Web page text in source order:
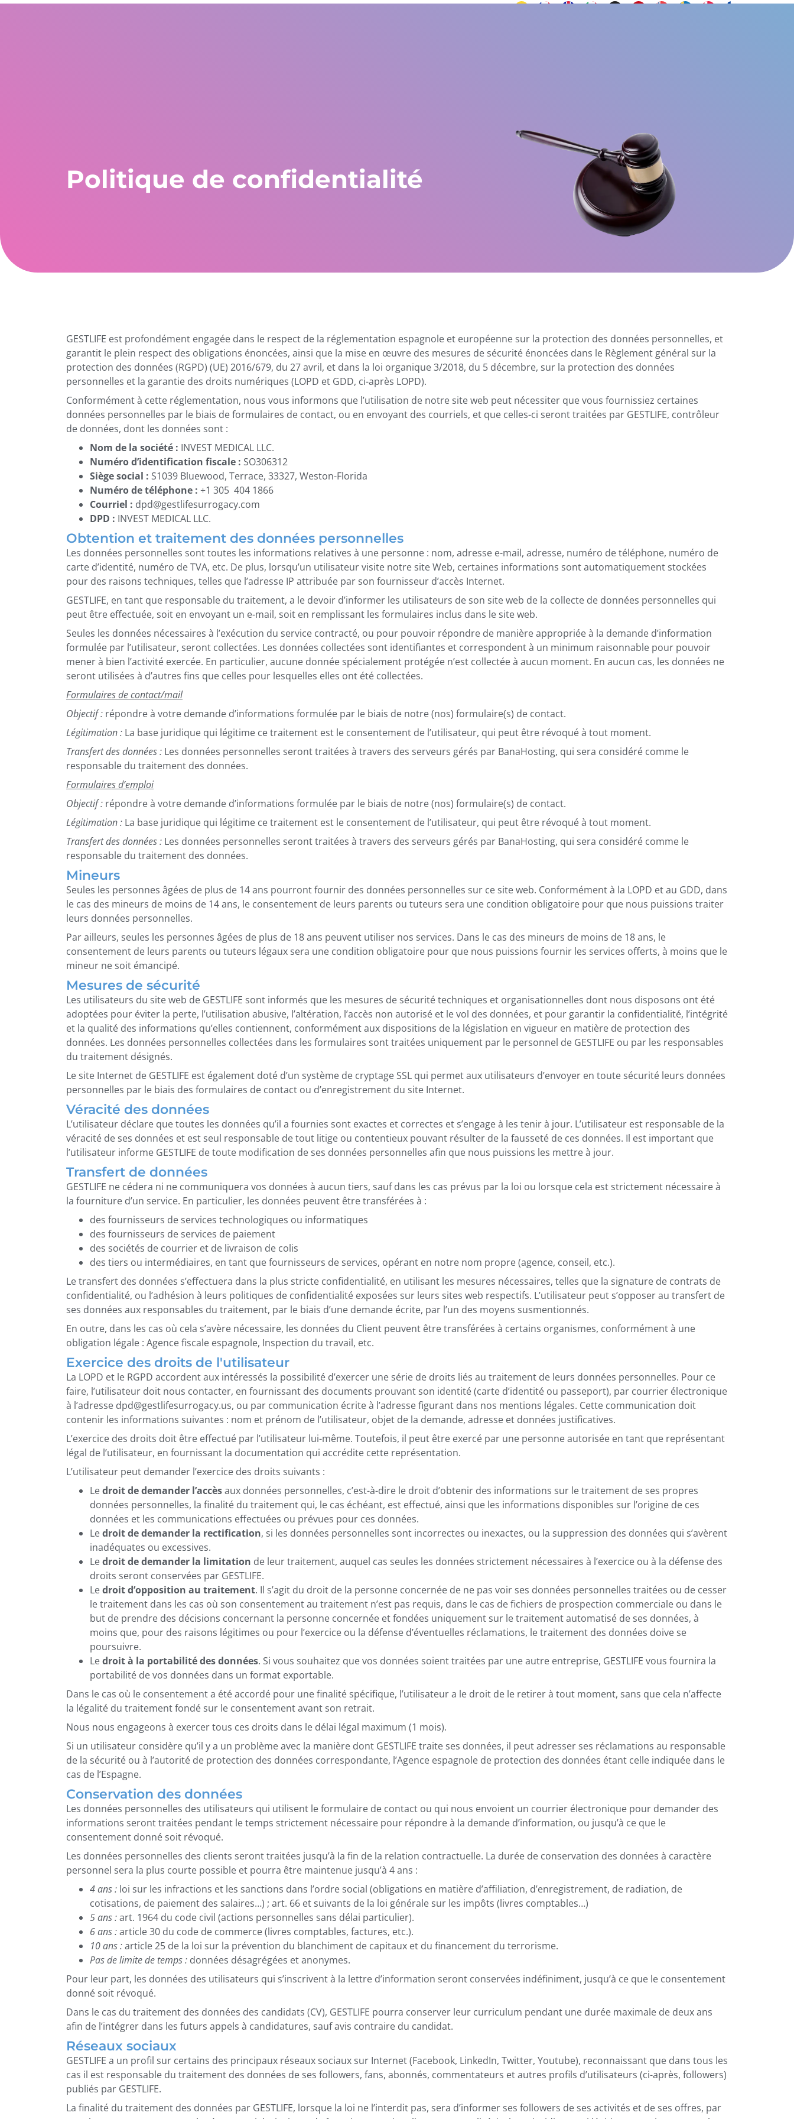
Politique de confidentialité
GESTLIFE est profondément engagée dans le respect de la réglementation espagnole et européenne sur la protection des données personnelles, et
garantit le plein respect des obligations énoncées, ainsi que la mise en œuvre des mesures de sécurité énoncées dans le Règlement général sur la
protection des données (RGPD) (UE) 2016/679, du 27 avril, et dans la loi organique 3/2018, du 5 décembre, sur la protection des données
personnelles et la garantie des droits numériques (LOPD et GDD, ci-après LOPD).
Conformément à cette réglementation, nous vous informons que l’utilisation de notre site web peut nécessiter que vous fournissiez certaines
données personnelles par le biais de formulaires de contact, ou en envoyant des courriels, et que celles-ci seront traitées par GESTLIFE, contrôleur
de données, dont les données sont :
Nom de la société : INVEST MEDICAL LLC.
Numéro d’identification fiscale : SO306312
Siège social : S1039 Bluewood, Terrace, 33327, Weston-Florida
Numéro de téléphone : +1 305 404 1866
Courriel : dpd@gestlifesurrogacy.com
DPD : INVEST MEDICAL LLC.
Obtention et traitement des données personnelles
Les données personnelles sont toutes les informations relatives à une personne : nom, adresse e-mail, adresse, numéro de téléphone, numéro de
carte d’identité, numéro de TVA, etc. De plus, lorsqu’un utilisateur visite notre site Web, certaines informations sont automatiquement stockées
pour des raisons techniques, telles que l’adresse IP attribuée par son fournisseur d’accès Internet.
GESTLIFE, en tant que responsable du traitement, a le devoir d’informer les utilisateurs de son site web de la collecte de données personnelles qui
peut être effectuée, soit en envoyant un e-mail, soit en remplissant les formulaires inclus dans le site web.
Seules les données nécessaires à l’exécution du service contracté, ou pour pouvoir répondre de manière appropriée à la demande d’information
formulée par l’utilisateur, seront collectées. Les données collectées sont identifiantes et correspondent à un minimum raisonnable pour pouvoir
mener à bien l’activité exercée. En particulier, aucune donnée spécialement protégée n’est collectée à aucun moment. En aucun cas, les données ne
seront utilisées à d’autres fins que celles pour lesquelles elles ont été collectées.
Formulaires de contact/mail
Objectif : répondre à votre demande d’informations formulée par le biais de notre (nos) formulaire(s) de contact.
Légitimation : La base juridique qui légitime ce traitement est le consentement de l’utilisateur, qui peut être révoqué à tout moment.
Transfert des données : Les données personnelles seront traitées à travers des serveurs gérés par BanaHosting, qui sera considéré comme le
responsable du traitement des données.
Formulaires d’emploi
Objectif : répondre à votre demande d’informations formulée par le biais de notre (nos) formulaire(s) de contact.
Légitimation : La base juridique qui légitime ce traitement est le consentement de l’utilisateur, qui peut être révoqué à tout moment.
Transfert des données : Les données personnelles seront traitées à travers des serveurs gérés par BanaHosting, qui sera considéré comme le
responsable du traitement des données.
Mineurs
Seules les personnes âgées de plus de 14 ans pourront fournir des données personnelles sur ce site web. Conformément à la LOPD et au GDD, dans
le cas des mineurs de moins de 14 ans, le consentement de leurs parents ou tuteurs sera une condition obligatoire pour que nous puissions traiter
leurs données personnelles.
Par ailleurs, seules les personnes âgées de plus de 18 ans peuvent utiliser nos services. Dans le cas des mineurs de moins de 18 ans, le
consentement de leurs parents ou tuteurs légaux sera une condition obligatoire pour que nous puissions fournir les services offerts, à moins que le
mineur ne soit émancipé.
Mesures de sécurité
Les utilisateurs du site web de GESTLIFE sont informés que les mesures de sécurité techniques et organisationnelles dont nous disposons ont été
adoptées pour éviter la perte, l’utilisation abusive, l’altération, l’accès non autorisé et le vol des données, et pour garantir la confidentialité, l’intégrité
et la qualité des informations qu’elles contiennent, conformément aux dispositions de la législation en vigueur en matière de protection des
données. Les données personnelles collectées dans les formulaires sont traitées uniquement par le personnel de GESTLIFE ou par les responsables
du traitement désignés.
Le site Internet de GESTLIFE est également doté d’un système de cryptage SSL qui permet aux utilisateurs d’envoyer en toute sécurité leurs données
personnelles par le biais des formulaires de contact ou d’enregistrement du site Internet.
Véracité des données
L’utilisateur déclare que toutes les données qu’il a fournies sont exactes et correctes et s’engage à les tenir à jour. L’utilisateur est responsable de la
véracité de ses données et est seul responsable de tout litige ou contentieux pouvant résulter de la fausseté de ces données. Il est important que
l’utilisateur informe GESTLIFE de toute modification de ses données personnelles afin que nous puissions les mettre à jour.
Transfert de données
GESTLIFE ne cédera ni ne communiquera vos données à aucun tiers, sauf dans les cas prévus par la loi ou lorsque cela est strictement nécessaire à
la fourniture d’un service. En particulier, les données peuvent être transférées à :
des fournisseurs de services technologiques ou informatiques
des fournisseurs de services de paiement
des sociétés de courrier et de livraison de colis
des tiers ou intermédiaires, en tant que fournisseurs de services, opérant en notre nom propre (agence, conseil, etc.).
Le transfert des données s’effectuera dans la plus stricte confidentialité, en utilisant les mesures nécessaires, telles que la signature de contrats de
confidentialité, ou l’adhésion à leurs politiques de confidentialité exposées sur leurs sites web respectifs. L’utilisateur peut s’opposer au transfert de
ses données aux responsables du traitement, par le biais d’une demande écrite, par l’un des moyens susmentionnés.
En outre, dans les cas où cela s’avère nécessaire, les données du Client peuvent être transférées à certains organismes, conformément à une
obligation légale : Agence fiscale espagnole, Inspection du travail, etc.
Exercice des droits de l'utilisateur
La LOPD et le RGPD accordent aux intéressés la possibilité d’exercer une série de droits liés au traitement de leurs données personnelles. Pour ce
faire, l’utilisateur doit nous contacter, en fournissant des documents prouvant son identité (carte d’identité ou passeport), par courrier électronique
à l’adresse dpd@gestlifesurrogacy.us, ou par communication écrite à l’adresse figurant dans nos mentions légales. Cette communication doit
contenir les informations suivantes : nom et prénom de l’utilisateur, objet de la demande, adresse et données justificatives.
L’exercice des droits doit être effectué par l’utilisateur lui-même. Toutefois, il peut être exercé par une personne autorisée en tant que représentant
légal de l’utilisateur, en fournissant la documentation qui accrédite cette représentation.
L’utilisateur peut demander l’exercice des droits suivants :
Ledroit de demander l’accèsaux données personnelles, c’est-à-dire le droit d’obtenir des informations sur le traitement de ses propres
données personnelles, la finalité du traitement qui, le cas échéant, est effectué, ainsi que les informations disponibles sur l’origine de ces
données et les communications effectuées ou prévues pour ces données.
Ledroit de demander la rectification, si les données personnelles sont incorrectes ou inexactes, ou la suppression des données qui s’avèrent
inadéquates ou excessives.
Ledroit de demander la limitation de leur traitement, auquel cas seules les données strictement nécessaires à l’exercice ou à la défense des
droits seront conservées par GESTLIFE.
Ledroit d’opposition au traitement. Il s’agit du droit de la personne concernée de ne pas voir ses données personnelles traitées ou de cesser
le traitement dans les cas où son consentement au traitement n’est pas requis, dans le cas de fichiers de prospection commerciale ou dans le
but de prendre des décisions concernant la personne concernée et fondées uniquement sur le traitement automatisé de ses données, à
moins que, pour des raisons légitimes ou pour l’exercice ou la défense d’éventuelles réclamations, le traitement des données doive se
poursuivre.
Ledroit à la portabilité des données. Si vous souhaitez que vos données soient traitées par une autre entreprise, GESTLIFE vous fournira la
portabilité de vos données dans un format exportable.
Dans le cas où le consentement a été accordé pour une finalité spécifique, l’utilisateur a le droit de le retirer à tout moment, sans que cela n’affecte
la légalité du traitement fondé sur le consentement avant son retrait.
Nous nous engageons à exercer tous ces droits dans le délai légal maximum (1 mois).
Si un utilisateur considère qu’il y a un problème avec la manière dont GESTLIFE traite ses données, il peut adresser ses réclamations au responsable
de la sécurité ou à l’autorité de protection des données correspondante, l’Agence espagnole de protection des données étant celle indiquée dans le
cas de l’Espagne.
Conservation des données
Les données personnelles des utilisateurs qui utilisent le formulaire de contact ou qui nous envoient un courrier électronique pour demander des
informations seront traitées pendant le temps strictement nécessaire pour répondre à la demande d’information, ou jusqu’à ce que le
consentement donné soit révoqué.
Les données personnelles des clients seront traitées jusqu’à la fin de la relation contractuelle. La durée de conservation des données à caractère
personnel sera la plus courte possible et pourra être maintenue jusqu’à 4 ans :
4 ans : loi sur les infractions et les sanctions dans l’ordre social (obligations en matière d’affiliation, d’enregistrement, de radiation, de
cotisations, de paiement des salaires…) ; art. 66 et suivants de la loi générale sur les impôts (livres comptables…)
5 ans :art. 1964 du code civil (actions personnelles sans délai particulier).
6 ans :article 30 du code de commerce (livres comptables, factures, etc.).
10 ans :article 25 de la loi sur la prévention du blanchiment de capitaux et du financement du terrorisme.
Pas de limite de temps : données désagrégées et anonymes.
Pour leur part, les données des utilisateurs qui s’inscrivent à la lettre d’information seront conservées indéfiniment, jusqu’à ce que le consentement
donné soit révoqué.
Dans le cas du traitement des données des candidats (CV), GESTLIFE pourra conserver leur curriculum pendant une durée maximale de deux ans
afin de l’intégrer dans les futurs appels à candidatures, sauf avis contraire du candidat.
Réseaux sociaux
GESTLIFE a un profil sur certains des principaux réseaux sociaux sur Internet (Facebook, LinkedIn, Twitter, Youtube), reconnaissant que dans tous les
cas il est responsable du traitement des données de ses followers, fans, abonnés, commentateurs et autres profils d’utilisateurs (ci-après, followers)
publiés par GESTLIFE.
La finalité du traitement des données par GESTLIFE, lorsque la loi ne l’interdit pas, sera d’informer ses followers de ses activités et de ses offres, par